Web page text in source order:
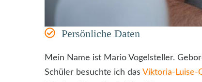
Persönliche Daten
Mein Name ist Mario Vogelsteller.
Schüler besuchte ich das Viktoria-Luise-